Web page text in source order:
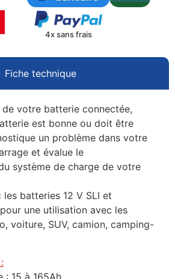
4x sans frais
Fiche technique
votre batterie connectée,
est bonne ou doit être
un problème dans votre
et évalue le
système de charge de votre
batteries 12 V SLI et
une utilisation avec les
voiture, SUV, camion, camping-
: 15 à 165Ah